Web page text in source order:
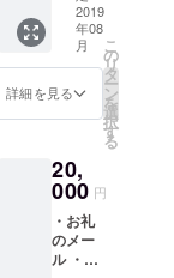
・2018年5月
ME/CFS世界
啓発デーイ
ベント（青
森・弘前・
戸・福岡）
・2018年1月
静岡県医療
講演会
「知ってい
イ「あ
る日突
然、慢
性疲労
症候群
になり
まし
（ゆら
り
［著］
／医学
博士・
倉恒弘
2019
年08
月
詳細を見る
こ
の
リ
タ
ー
ン
を
選
択
す
る
20,
000 円
・お礼
のメー
ル ・啓